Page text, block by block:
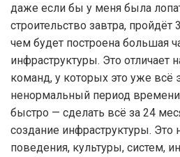
даже если бы у меня была
строительство завтра,
чем будет построена большая
инфраструктуры. Это отличает
команд, у которых это уже всё
ненормальный период
быстро — сделать всё за 24
создание инфраструктуры. Это
поведения, культуры, систем,